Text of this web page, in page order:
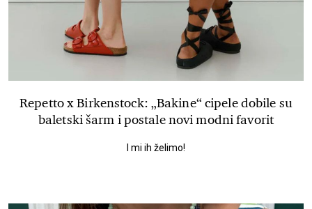
Repetto x Birkenstock: „Bakine“ cipele dobile su
baletski šarm i postale novi modni favorit
I mi ih želimo!